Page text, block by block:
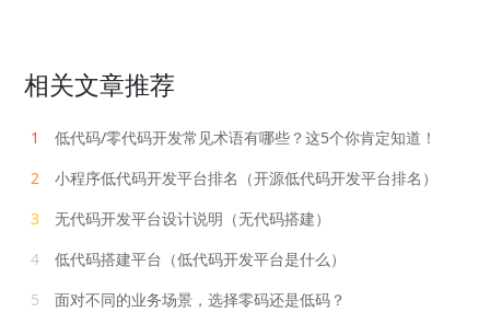
相关文章推荐
1
低代码/零代码开发常见术语有哪些？这5个你肯定知道！
2
小程序低代码开发平台排名（开源低代码开发平台排名）
3
无代码开发平台设计说明（无代码搭建）
4
低代码搭建平台（低代码开发平台是什么）
5
面对不同的业务场景，选择零码还是低码？